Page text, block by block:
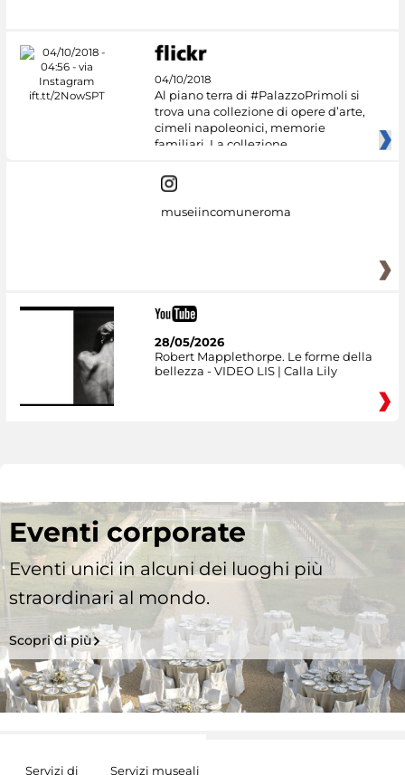
04/10/2018
Al piano terra di #PalazzoPrimoli si
trova una collezione di opere d’arte,
cimeli napoleonici, memorie
familiari. La collezione
museiincomuneroma
28/05/2026
Robert Mapplethorpe. Le forme della
bellezza - VIDEO LIS | Calla Lily
Eventi corporate
Eventi unici in alcuni dei luoghi più
straordinari al mondo.
Scopri di più
Servizi di
Servizi museali